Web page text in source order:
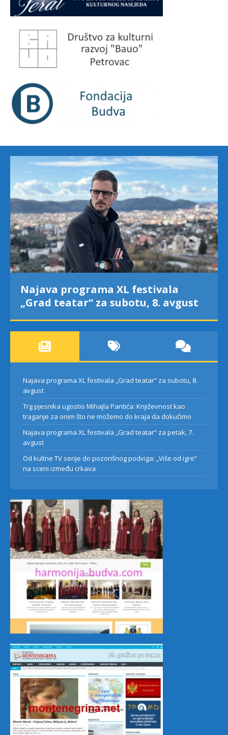
Najava programa XL festivala
„Grad teatar“ za subotu, 8. avgust
Najava programa XL festivala „Grad teatar“ za subotu, 8.
avgust
Trg pjesnika ugostio Mihajla Pantića: Književnost kao
traganje za onim što ne možemo do kraja da dokučimo
Najava programa XL festivala „Grad teatar“ za petak, 7.
avgust
Od kultne TV serije do pozorišnog podviga: „Više od igre”
na sceni između crkava